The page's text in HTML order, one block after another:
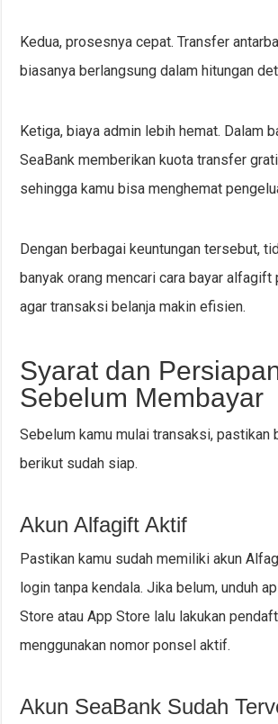
Kedua, prosesnya cepat. Transfer
biasanya berlangsung dalam hitungan
Ketiga, biaya admin lebih hemat. Dalam
SeaBank memberikan kuota transfer
sehingga kamu bisa menghemat
Dengan berbagai keuntungan tersebut,
banyak orang mencari cara bayar alfagift
agar transaksi belanja makin efisien.
Syarat dan
Sebelum Membayar
Sebelum kamu mulai transaksi, pastikan
berikut sudah siap.
Akun Alfagift Aktif
Pastikan kamu sudah memiliki akun
login tanpa kendala. Jika belum, unduh
Store atau App Store lalu lakukan
menggunakan nomor ponsel aktif.
Akun SeaBank Sudah